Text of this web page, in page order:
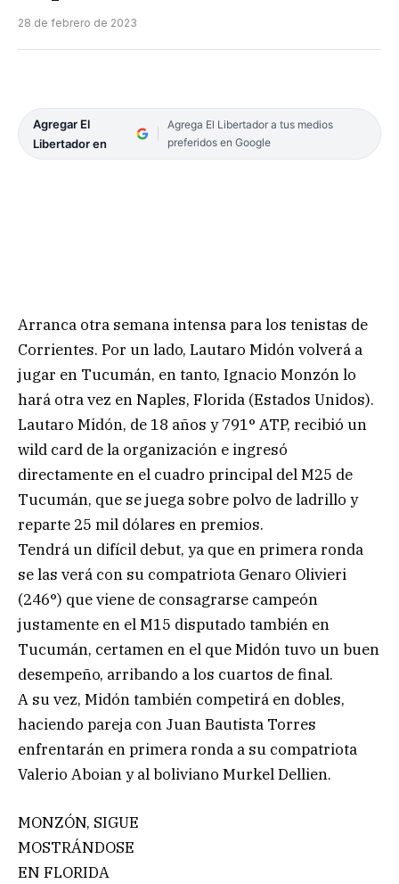
28 de febrero de 2023
Agregar El
Libertador en
Agrega El Libertador a tus medios
preferidos en Google
Arranca otra semana intensa para los tenistas de
Corrientes. Por un lado, Lautaro Midón volverá a
jugar en Tucumán, en tanto, Ignacio Monzón lo
hará otra vez en Naples, Florida (Estados Unidos).
Lautaro Midón, de 18 años y 791° ATP, recibió un
wild card de la organización e ingresó
directamente en el cuadro principal del M25 de
Tucumán, que se juega sobre polvo de ladrillo y
reparte 25 mil dólares en premios.
Tendrá un difícil debut, ya que en primera ronda
se las verá con su compatriota Genaro Olivieri
(246°) que viene de consagrarse campeón
justamente en el M15 disputado también en
Tucumán, certamen en el que Midón tuvo un buen
desempeño, arribando a los cuartos de final.
A su vez, Midón también competirá en dobles,
haciendo pareja con Juan Bautista Torres
enfrentarán en primera ronda a su compatriota
Valerio Aboian y al boliviano Murkel Dellien.
MONZÓN, SIGUE
MOSTRÁNDOSE
EN FLORIDA